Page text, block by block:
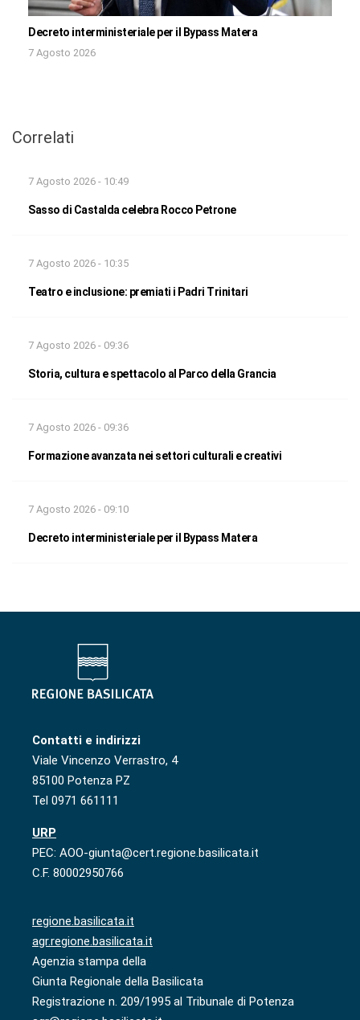
Decreto interministeriale per il Bypass Matera
7 Agosto 2026
Correlati
7 Agosto 2026 - 10:49
Sasso di Castalda celebra Rocco Petrone
7 Agosto 2026 - 10:35
Teatro e inclusione: premiati i Padri Trinitari
7 Agosto 2026 - 09:36
Storia, cultura e spettacolo al Parco della Grancia
7 Agosto 2026 - 09:36
Formazione avanzata nei settori culturali e creativi
7 Agosto 2026 - 09:10
Decreto interministeriale per il Bypass Matera
Contatti e indirizzi
Viale Vincenzo Verrastro, 4
85100 Potenza PZ
Tel 0971 661111
URP
PEC: AOO-giunta@cert.regione.basilicata.it
C.F. 80002950766
regione.basilicata.it
agr.regione.basilicata.it
Agenzia stampa della
Giunta Regionale della Basilicata
Registrazione n. 209/1995 al Tribunale di Potenza